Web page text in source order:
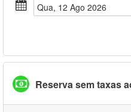
Qua, 12 Ago 2026
Reserva sem taxas